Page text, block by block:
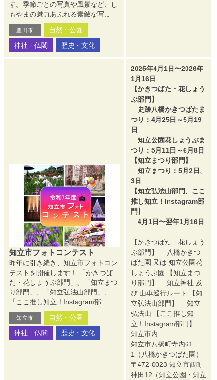
す。季節ごとの写真や風景など、し
もやまの魅力あふれる素敵な写...
豊田市
自然・公園
神社・仏閣
歴史・文化
知立市フォトコンテスト
昨年に引き続き、知立市フォトコン
テストを開催します！ 「かきつば
た・花しょうぶ部門」、「知立まつ
り部門」、「知立弘法山部門」、
「ここ推し知立！Instagram部...
知立市
自然・公園
神社・仏閣
歴史・文化
2025年4月1日〜2026年
1月16日
【かきつばた・花しょう
ぶ部門】
史跡八橋かきつばたま
つり：4月25日～5月19
日
知立公園花しょうぶま
つり：5月11日～6月8日
【知立まつり部門】
知立まつり：5月2日、
3日
【知立弘法山部門、ここ
推し知立！Instagram部
門】
4月1日〜翌年1月16日
【かきつばた・花しょう
ぶ部門】 八橋かきつ
ばた園 又は 知立公園花
しょうぶ園 【知立まつ
り部門】 知立神社 及
び 山車巡行ルート 【知
立弘法山部門】 知立
弘法山 【ここ推し知
立！Instagram部門】
知立市内
知立市八橋町寺内61-
1（八橋かきつばた園）
〒472-0023 知立市西町
神田12（知立公園・知立